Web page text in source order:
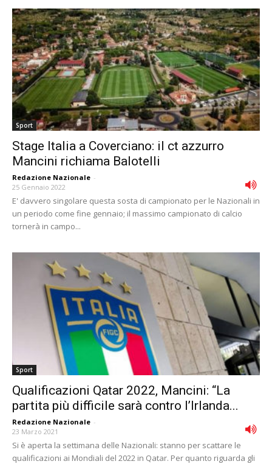
Sport
Stage Italia a Coverciano: il ct azzurro
Mancini richiama Balotelli
Redazione Nazionale -
25 Gennaio 2022
E' davvero singolare questa sosta di campionato per le Nazionali in
un periodo come fine gennaio; il massimo campionato di calcio
tornerà in campo...
Sport
Qualificazioni Qatar 2022, Mancini: “La
partita più difficile sarà contro l’Irlanda...
Redazione Nazionale -
23 Marzo 2021
Si è aperta la settimana delle Nazionali: stanno per scattare le
qualificazioni ai Mondiali del 2022 in Qatar. Per quanto riguarda gli